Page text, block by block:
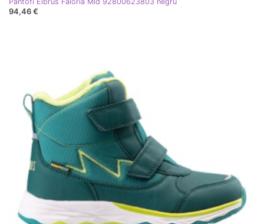
94,46 €